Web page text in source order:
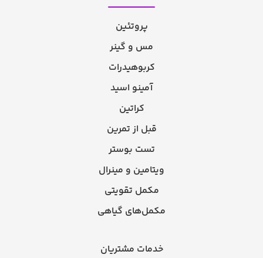
پروتئین
مس و گینر
کربوهیدرات
آمینو اسید
کراتین
قبل از تمرین
تست بوستر
ویتامین و مینرال
مکمل تقویتی
مکمل‌های گیاهی
خدمات مشتریان